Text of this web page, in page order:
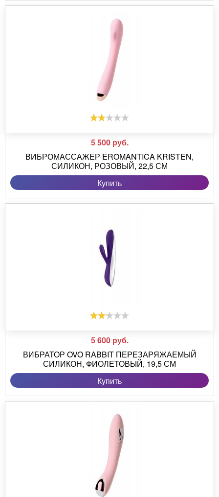
5 500 руб.
ВИБРОМАССАЖЕР EROMANTICA KRISTEN,
СИЛИКОН, РОЗОВЫЙ, 22,5 СМ
Купить
5 600 руб.
ВИБРАТОР OVO RABBIT ПЕРЕЗАРЯЖАЕМЫЙ
СИЛИКОН, ФИОЛЕТОВЫЙ, 19,5 СМ
Купить